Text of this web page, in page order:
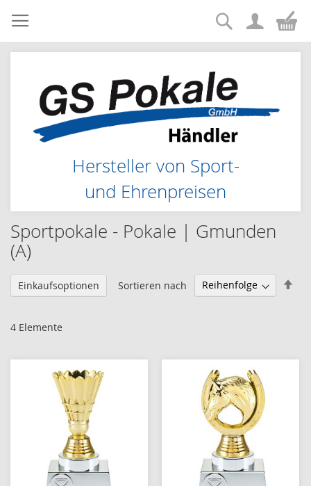
Zum
Inhalt
springen
Hersteller von Sport-
und Ehrenpreisen
Suche
Sportpokale - Pokale | Gmunden
(A)
Einkaufsoptionen
4 Elemente
Sortieren nach